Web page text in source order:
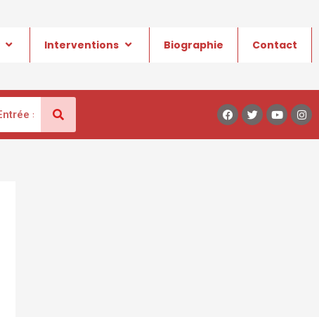
Interventions Biographie Contact